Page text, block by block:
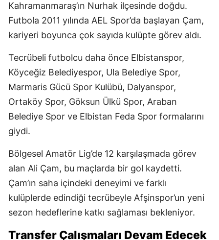
Kahramanmaraş’ın Nurhak ilçesinde doğdu.
Futbola 2011 yılında AEL Spor’da başlayan Çam,
kariyeri boyunca çok sayıda kulüpte görev aldı.
Tecrübeli futbolcu daha önce Elbistanspor,
Köyceğiz Belediyespor, Ula Belediye Spor,
Marmaris Gücü Spor Kulübü, Dalyanspor,
Ortaköy Spor, Göksun Ülkü Spor, Araban
Belediye Spor ve Elbistan Feda Spor formalarını
giydi.
Bölgesel Amatör Lig’de 12 karşılaşmada görev
alan Ali Çam, bu maçlarda bir gol kaydetti.
Çam’ın saha içindeki deneyimi ve farklı
kulüplerde edindiği tecrübeyle Afşinspor’un yeni
sezon hedeflerine katkı sağlaması bekleniyor.
Transfer Çalışmaları Devam Edecek